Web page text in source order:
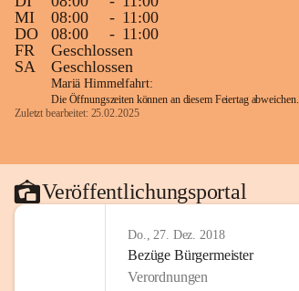
MI
08:00 - 11:00
DO
08:00 - 11:00
FR
Geschlossen
SA
Geschlossen
Mariä Himmelfahrt:
Die Öffnungszeiten können an diesem Feiertag abweichen.
Zuletzt bearbeitet: 25.02.2025
Veröffentlichungsportal
Do., 27. Dez. 2018
Bezüge Bürgermeister
Verordnungen